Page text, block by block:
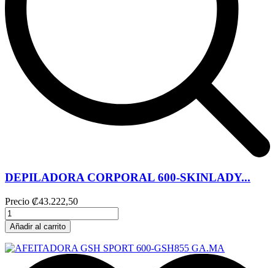
DEPILADORA CORPORAL 600-SKINLADY...
Precio ₡43.222,50
Añadir al carrito